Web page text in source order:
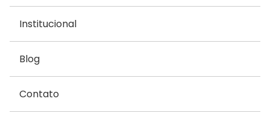
Institucional
Blog
Contato